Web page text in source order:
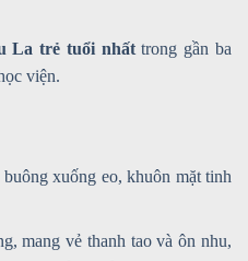
La trẻ tuổi nhấttrong gần ba
viện.
xuống eo, khuôn mặt tinh
mang vẻ thanh tao và ôn nhu,